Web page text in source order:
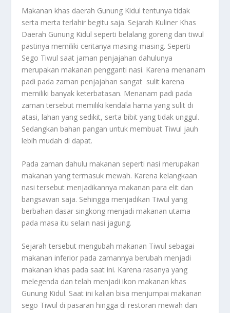
Makanan khas daerah Gunung Kidul tentunya tidak
serta merta terlahir begitu saja. Sejarah Kuliner Khas
Daerah Gunung Kidul seperti belalang goreng dan tiwul
pastinya memiliki ceritanya masing-masing. Seperti
Sego Tiwul saat jaman penjajahan dahulunya
merupakan makanan pengganti nasi. Karena menanam
padi pada zaman penjajahan sangat sulit karena
memiliki banyak keterbatasan. Menanam padi pada
zaman tersebut memiliki kendala hama yang sulit di
atasi, lahan yang sedikit, serta bibit yang tidak unggul.
Sedangkan bahan pangan untuk membuat Tiwul jauh
lebih mudah di dapat.
Pada zaman dahulu makanan seperti nasi merupakan
makanan yang termasuk mewah. Karena kelangkaan
nasi tersebut menjadikannya makanan para elit dan
bangsawan saja. Sehingga menjadikan Tiwul yang
berbahan dasar singkong menjadi makanan utama
pada masa itu selain nasi jagung.
Sejarah tersebut mengubah makanan Tiwul sebagai
makanan inferior pada zamannya berubah menjadi
makanan khas pada saat ini. Karena rasanya yang
melegenda dan telah menjadi ikon makanan khas
Gunung Kidul. Saat ini kalian bisa menjumpai makanan
sego Tiwul di pasaran hingga di restoran mewah dan